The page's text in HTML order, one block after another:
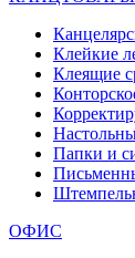
Клейкие
Клеящие
Папки и
ОФИС